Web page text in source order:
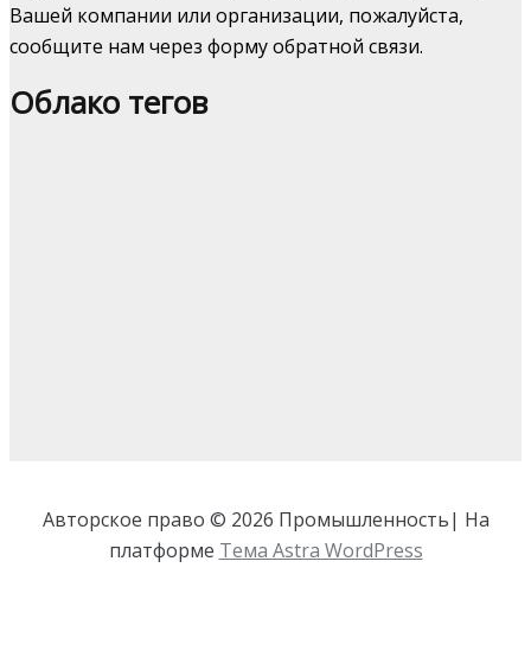
Вашей компании или организации, пожалуйста,
сообщите нам через форму обратной связи.
Облако тегов
Авторское право © 2026 Промышленность| На
платформе Тема Astra WordPress